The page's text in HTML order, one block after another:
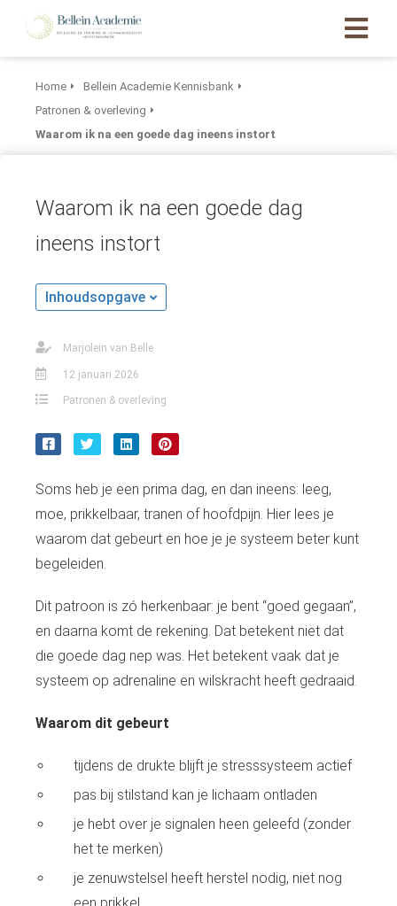
Home
Bellein Academie Kennisbank
Patronen & overleving
Waarom ik na een goede dag ineens instort
Waarom ik na een goede dag
ineens instort
Inhoudsopgave
Marjolein van Belle
12 januari 2026
Patronen & overleving
Soms heb je een prima dag, en dan ineens: leeg,
moe, prikkelbaar, tranen of hoofdpijn. Hier lees je
waarom dat gebeurt en hoe je je systeem beter kunt
begeleiden.
Dit patroon is zó herkenbaar: je bent “goed gegaan”,
en daarna komt de rekening. Dat betekent niet dat
die goede dag nep was. Het betekent vaak dat je
systeem op adrenaline en wilskracht heeft gedraaid.
Waarom dit gebeurt
tijdens de drukte blijft je stresssysteem actief
pas bij stilstand kan je lichaam ontladen
je hebt over je signalen heen geleefd (zonder
het te merken)
je zenuwstelsel heeft herstel nodig, niet nog
gebruikt
deze
kan de
worden
van
op
gebruikt
Hierdoor